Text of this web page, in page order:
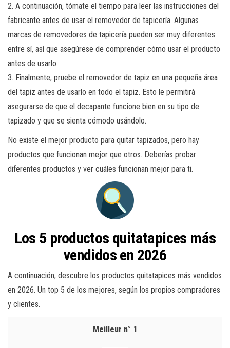
2. A continuación, tómate el tiempo para leer las instrucciones del
fabricante antes de usar el removedor de tapicería. Algunas
marcas de removedores de tapicería pueden ser muy diferentes
entre sí, así que asegúrese de comprender cómo usar el producto
antes de usarlo.
3. Finalmente, pruebe el removedor de tapiz en una pequeña área
del tapiz antes de usarlo en todo el tapiz. Esto le permitirá
asegurarse de que el decapante funcione bien en su tipo de
tapizado y que se sienta cómodo usándolo.
No existe el mejor producto para quitar tapizados, pero hay
productos que funcionan mejor que otros. Deberías probar
diferentes productos y ver cuáles funcionan mejor para ti.
Los 5 productos quitatapices más
vendidos en 2026
A continuación, descubre los productos quitatapices más vendidos
en 2026. Un top 5 de los mejores, según los propios compradores
y clientes.
1